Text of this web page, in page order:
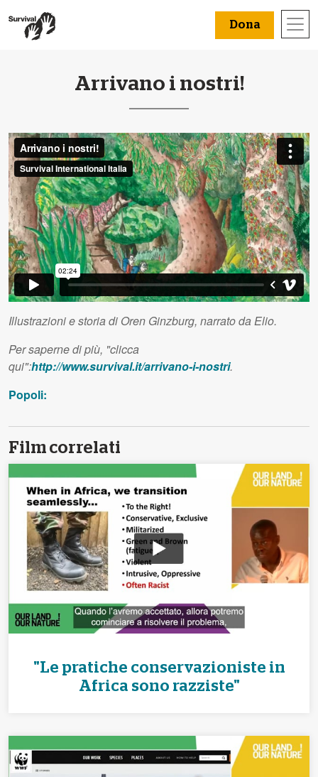
Dona
Arrivano i nostri!
Illustrazioni e storia di Oren Ginzburg, narrato da Elio.
Per saperne di più, "clicca
qui":http://www.survival.it/arrivano-i-nostri.
Popoli:
Film correlati
"Le pratiche conservazioniste in
Africa sono razziste"